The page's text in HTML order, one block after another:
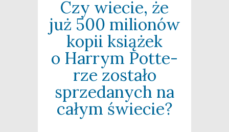
Czy wie­cie, że
już 500 milio­nów
kopii ksią­żek
o Har­rym Pot­te­
rze zosta­ło
sprze­da­nych na
całym świecie?